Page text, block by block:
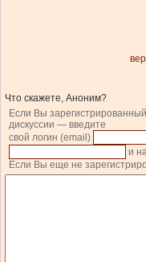
Что скажете, Аноним?
Если Вы
дискуссии — введите
свой логин (email)
и
Если Вы еще не